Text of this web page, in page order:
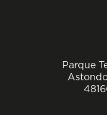
Parque